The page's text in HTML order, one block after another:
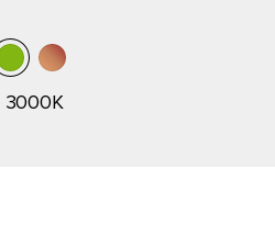
3000K